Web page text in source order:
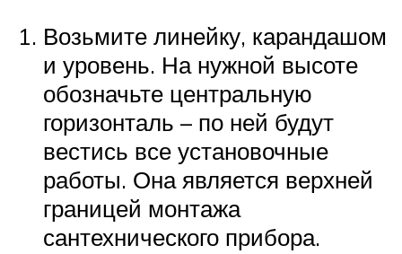
Возьмите линейку, карандашом
и уровень. На нужной высоте
обозначьте центральную
горизонталь – по ней будут
вестись все установочные
работы. Она является верхней
границей монтажа
сантехнического прибора.